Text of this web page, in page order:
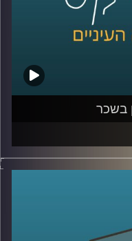
לכם המון דברים
הולנדר
אותנו דרך יוהן
יפניות
הפיתוחים
בשכר
בהמון תחומי